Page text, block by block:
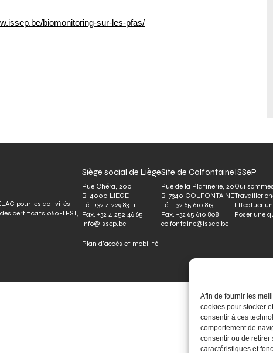
Afin de fournir les
cookies pour stocker
consentir à ces
comportement de
consentir ou de retirer
caractéristiques et
biomonitoring-sur-les-pfas/
pour les activités
certificats 060-TEST,
Siège social de Liège
Rue Chéra, 200
B-4000 LIEGE
Tél. +32 4 229 83 11
Fax. +32 4 252 46 65
info@issep.be
Plan d’accès et mobilité
Site de Colfontaine
Rue de la Platinerie, 20
B-7340 COLFONTAINE
Tél. +32 65 610 813
Fax. +32 65 610 808
colfontaine@issep.be
ISSeP
Qui
Travailler
Effectuer
Poser une